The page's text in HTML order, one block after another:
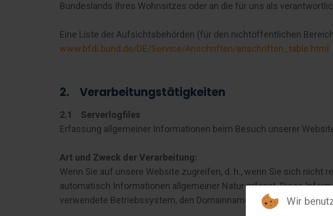
Bundeslands Ihres Wohnsitzes oder an die für uns als
Eine Liste der Aufsichtsbehörden (für den nichtöffentlichen
www.bfdi.bund.de/DE/Service/Anschriften/anschriften_table.html
2. Verarbeitungstätigkeiten
2.1 Serverlogfiles
Erfassung allgemeiner Informationen beim Besuch unserer
Art und Zweck der Verarbeitung:
Wenn Sie auf unsere Website zugreifen, d. h., wenn Sie sich
automatisch Informationen allgemeiner Natur erfasst. Diese
verwendete Betriebssystem, den Domainnamen Ihres Internet-
Wir